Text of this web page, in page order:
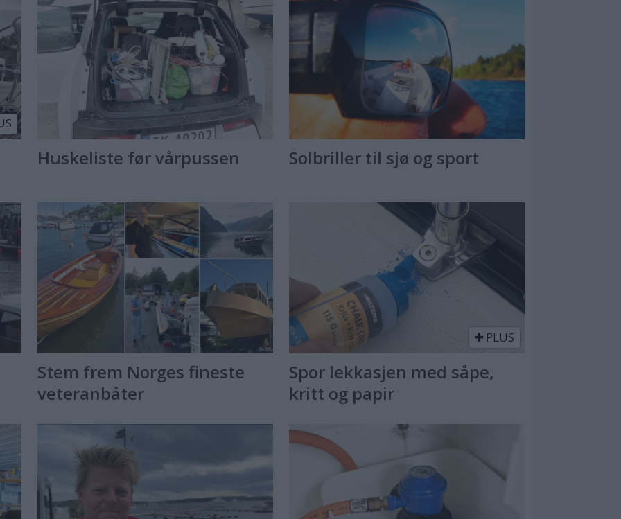
Huskeliste før vårpussen Solbriller til sjø og sport
Stem frem Norges fineste
veteranbåter
PLUS
Spor lekkasjen med såpe,
kritt og papir